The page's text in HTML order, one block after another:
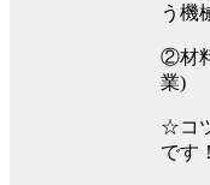
う機
②材
業)
☆コ
です！